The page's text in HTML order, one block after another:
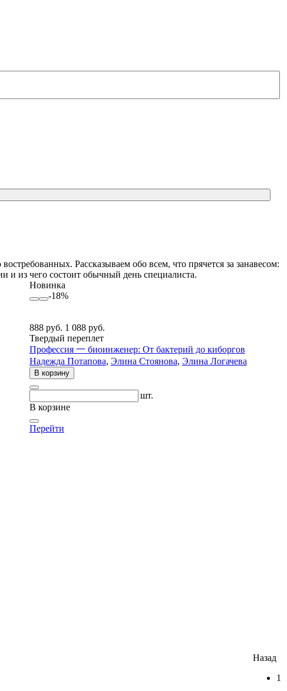
Рассказываем обо всем, что прячется за занавесом:
из чего состоит обычный день специалиста.
Новинка
-18%
888 руб. 1 088 руб.
Твердый переплет
Профессия 一 биоинженер: От бактерий до киборгов
Надежда Потапова, Элина Стоянова, Элина Логачева
В корзину
шт.
В корзине
Перейти
Назад
1